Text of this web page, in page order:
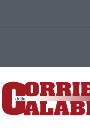
(CZ)
Paola Militano |Privacy